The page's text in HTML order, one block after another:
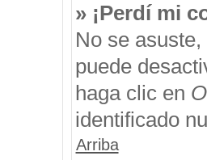
» ¡Perdí mi
No se
puede
haga clic en
identificado
Arriba